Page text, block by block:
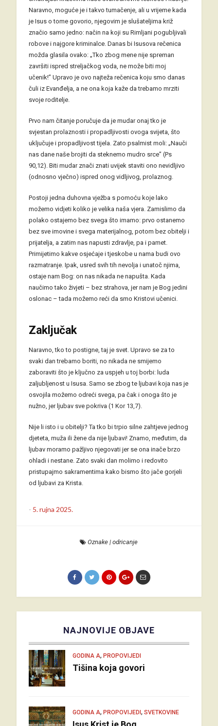
Naravno, moguće je i takvo tumačenje, ali u vrijeme kada
je Isus o tome govorio, njegovim je slušateljima križ
značio samo jedno: način na koji su Rimljani pogubljivali
robove i najgore kriminalce. Danas bi Isusova rečenica
možda glasila ovako: „Tko zbog mene nije spreman
završiti ispred streljačkog voda, ne može biti moj
učenik!” Upravo je ovo najteža rečenica koju smo danas
čuli iz Evanđelja, a ne ona koja kaže da trebamo mrziti
svoje roditelje.
Prvo nam čitanje poručuje da je mudar onaj tko je
svjestan prolaznosti i propadljivosti ovoga svijeta, što
uključuje i propadljivost tijela. Zato psalmist moli: „Nauči
nas dane naše brojiti da steknemo mudro srce” (Ps
90,12). Biti mudar znači znati uvijek staviti ono nevidljivo
(odnosno vječno) ispred onog vidljivog, prolaznog.
Postoji jedna duhovna vježba s pomoću koje lako
možemo vidjeti koliko je velika naša vjera. Zamislimo da
polako ostajemo bez svega što imamo: prvo ostanemo
bez sve imovine i svega materijalnog, potom bez obitelji i
prijatelja, a zatim nas napusti zdravlje, pa i pamet.
Primijetimo kakve osjećaje i tjeskobe u nama budi ovo
razmatranje. Ipak, usred svih tih nevolja i unatoč njima,
ostaje nam Bog: on nas nikada ne napušta. Kada
naučimo tako živjeti – bez strahova, jer nam je Bog jedini
oslonac – tada možemo reći da smo Kristovi učenici.
Zaključak
Naravno, tko to postigne, taj je svet. Upravo se za to
svaki dan trebamo boriti, no nikada ne smijemo
zaboraviti što je ključno za uspjeh u toj borbi: luda
zaljubljenost u Isusa. Samo se zbog te ljubavi koja nas je
osvojila možemo odreći svega, pa čak i onoga što je
nužno, jer ljubav sve pokriva (1 Kor 13,7).
Nije li isto i u obitelji? Ta tko bi trpio silne zahtjeve jednog
djeteta, muža ili žene da nije ljubavi! Znamo, međutim, da
ljubav moramo pažljivo njegovati jer se ona inače brzo
ohladi i nestane. Zato svaki dan molimo i redovito
pristupajmo sakramentima kako bismo što jače gorjeli
od ljubavi za Krista.
- 5. rujna 2025.
Oznake |odricanje
NAJNOVIJE OBJAVE
GODINA A, PROPOVIJEDI
Tišina koja govori
GODINA A, PROPOVIJEDI, SVETKOVINE